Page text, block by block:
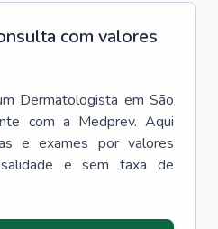
com valores
Dermatologista em São
com a Medprev. Aqui
e exames por valores
e sem taxa de